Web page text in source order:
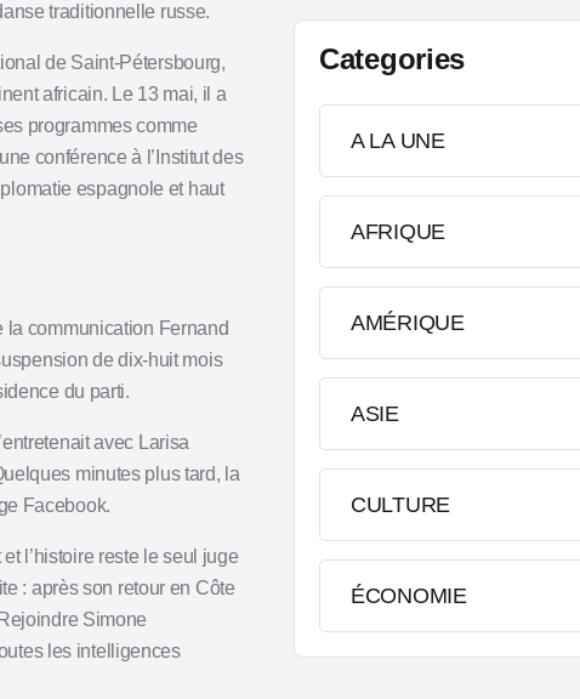
traditionnelle russe.
de Saint‑Pétersbourg,
africain. Le 13 mai, il a
programmes comme
conférence à l’Institut des
espagnole et haut
la communication Fernand
de dix‑huit mois
du parti.
avec Larisa
minutes plus tard, la
Facebook.
l’histoire reste le seul juge
: après son retour en Côte
Rejoindre Simone
les intelligences
Categories
A LA UNE
AFRIQUE
AMÉRIQUE
ASIE
CULTURE
ÉCONOMIE